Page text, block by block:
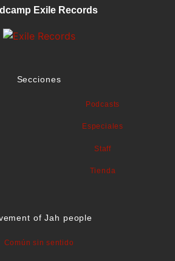
Exile Records
Secciones
Podcasts
Especiales
Staff
Tienda
of Jah people
Común sin sentido